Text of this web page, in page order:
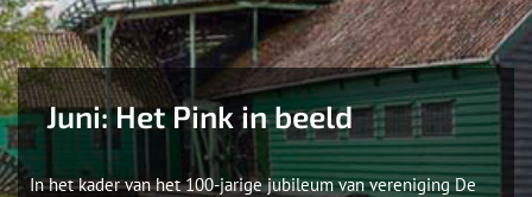
Juni: Het Pink in beeld
In het kader van het 100-jarige jubileum van vereniging De